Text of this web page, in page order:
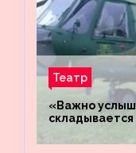
Театр
«Важно
«Восток»